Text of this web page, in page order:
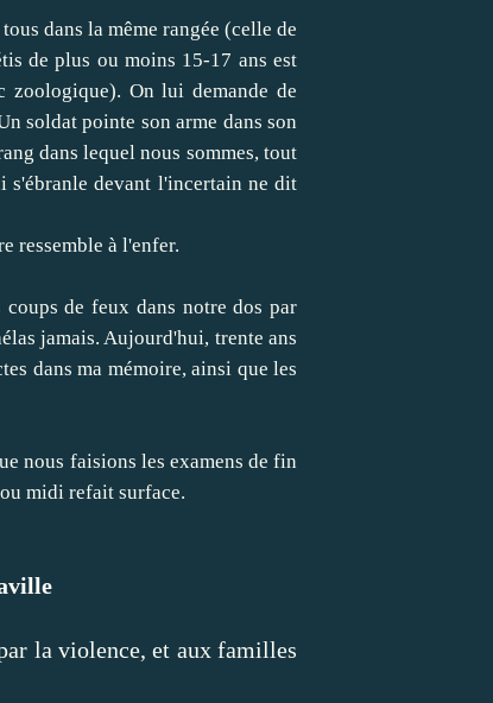
dans la même rangée (celle de
de plus ou moins 15-17 ans est
zoologique). On lui demande de
soldat pointe son arme dans son
dans lequel nous sommes, tout
s'ébranle devant l'incertain ne dit
ressemble à l'enfer.
de feux dans notre dos par
jamais. Aujourd'hui, trente ans
dans ma mémoire, ainsi que les
nous faisions les examens de fin
midi refait surface.
la violence, et aux familles